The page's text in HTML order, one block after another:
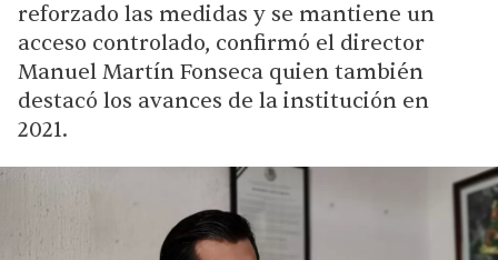
reforzado las medidas y se mantiene un
acceso controlado, confirmó el director
Manuel Martín Fonseca quien también
destacó los avances de la institución en
2021.